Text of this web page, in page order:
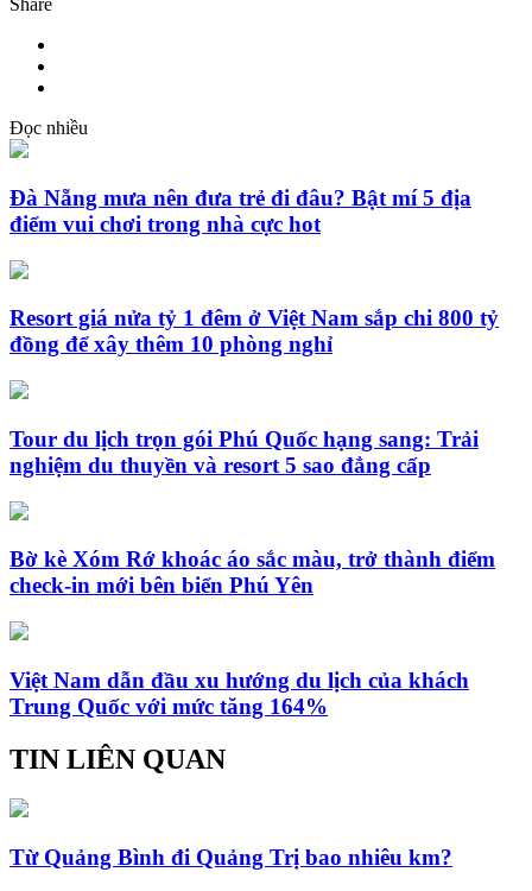
Share
Đọc nhiều
Đà Nẵng mưa nên đưa trẻ đi đâu? Bật mí 5 địa
điểm vui chơi trong nhà cực hot
Resort giá nửa tỷ 1 đêm ở Việt Nam sắp chi 800 tỷ
đồng để xây thêm 10 phòng nghỉ
Tour du lịch trọn gói Phú Quốc hạng sang: Trải
nghiệm du thuyền và resort 5 sao đẳng cấp
Bờ kè Xóm Rớ khoác áo sắc màu, trở thành điểm
check-in mới bên biển Phú Yên
Việt Nam dẫn đầu xu hướng du lịch của khách
Trung Quốc với mức tăng 164%
TIN LIÊN QUAN
Từ Quảng Bình đi Quảng Trị bao nhiêu km?